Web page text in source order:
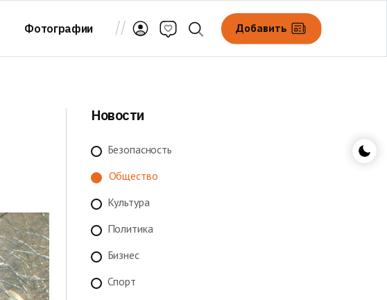
Фотографии Добавить
Новости
Безопасность
Общество
Культура
Политика
Бизнес
Спорт